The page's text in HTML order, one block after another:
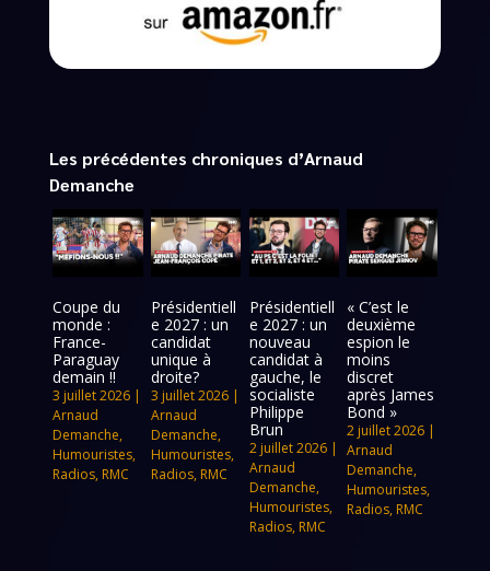
Les précédentes chroniques d’Arnaud
Demanche
Coupe du
monde :
France-
Paraguay
demain !!
3 juillet 2026 |
Arnaud
Demanche,
Humouristes,
Radios, RMC
Présidentiell
e 2027 : un
candidat
unique à
droite?
3 juillet 2026|
Arnaud
Demanche,
Humouristes,
Radios, RMC
Présidentiell
e 2027 : un
nouveau
candidat à
gauche, le
socialiste
Philippe
Brun
2 juillet 2026|
Arnaud
Demanche,
Humouristes,
Radios, RMC
« C’est le
deuxième
espion le
moins
discret
après James
Bond »
2 juillet 2026 |
Arnaud
Demanche,
Humouristes,
Radios, RMC